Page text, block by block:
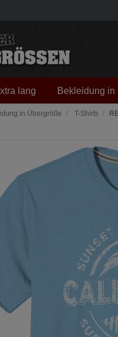
lang Bekleidung in
in Übergröße T-Shirts